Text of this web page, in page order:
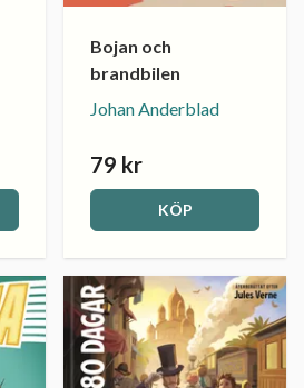
Bojan och
brandbilen
Johan Anderblad
79 kr
KÖP